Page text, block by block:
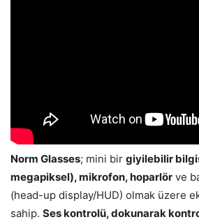
Norm Glasses; mini bir giyilebilir
megapiksel), mikrofon, hoparlör ve
(head-up display/HUD) olmak üzere
sahip. Ses kontrolü, dokunarak